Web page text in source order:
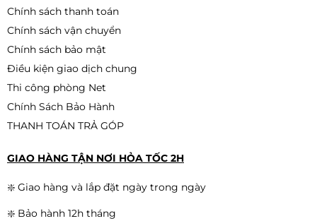
Chính sách thanh toán
Chính sách vận chuyển
Chính sách bảo mật
Điều kiện giao dịch chung
Thi công phòng Net
Chính Sách Bảo Hành
THANH TOÁN TRẢ GÓP
GIAO HÀNG TẬN NƠI HỎA TỐC 2H
❇️ Giao hàng và lắp đặt ngày trong ngày
❇️ Bảo hành 12h tháng